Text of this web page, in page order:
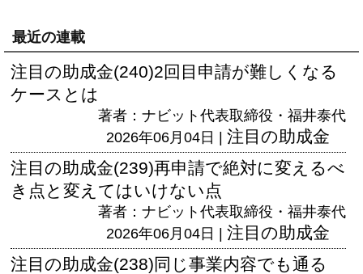
最近の連載
注目の助成金(240)2回目申請が難しくなる
ケースとは
著者：ナビット代表取締役・福井泰代
2026年06月04日 | 注目の助成金
注目の助成金(239)再申請で絶対に変えるべ
き点と変えてはいけない点
著者：ナビット代表取締役・福井泰代
2026年06月04日 | 注目の助成金
注目の助成金(238)同じ事業内容でも通る